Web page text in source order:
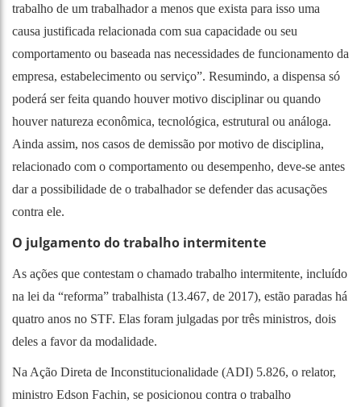
trabalho de um trabalhador a menos que exista para isso uma
causa justificada relacionada com sua capacidade ou seu
comportamento ou baseada nas necessidades de funcionamento da
empresa, estabelecimento ou serviço”. Resumindo, a dispensa só
poderá ser feita quando houver motivo disciplinar ou quando
houver natureza econômica, tecnológica, estrutural ou análoga.
Ainda assim, nos casos de demissão por motivo de disciplina,
relacionado com o comportamento ou desempenho, deve-se antes
dar a possibilidade de o trabalhador se defender das acusações
contra ele.
O julgamento do trabalho intermitente
As ações que contestam o chamado trabalho intermitente, incluído
na lei da “reforma” trabalhista (13.467, de 2017), estão paradas há
quatro anos no STF. Elas foram julgadas por três ministros, dois
deles a favor da modalidade.
Na Ação Direta de Inconstitucionalidade (ADI) 5.826, o relator,
ministro Edson Fachin, se posicionou contra o trabalho